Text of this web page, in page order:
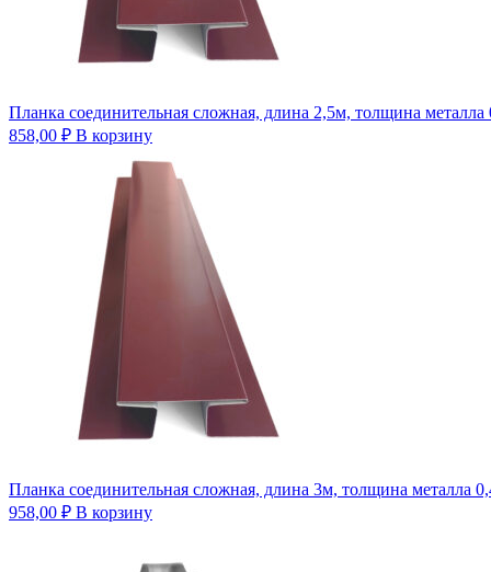
Планка соединительная сложная, длина 2,5м, толщина
858,00 ₽ В корзину
Планка соединительная сложная, длина 3м, толщина металла
958,00 ₽ В корзину